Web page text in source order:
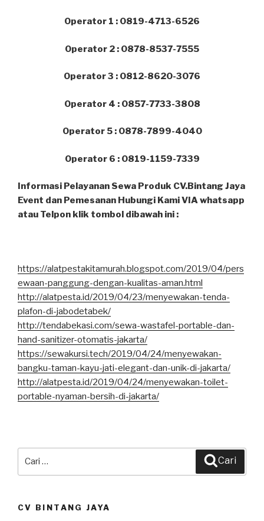
Operator 1 : 0819-4713-6526
Operator 2 : 0878-8537-7555
Operator 3 : 0812-8620-3076
Operator 4 : 0857-7733-3808
Operator 5 : 0878-7899-4040
Operator 6 : 0819-1159-7339
Informasi Pelayanan Sewa Produk CV.Bintang Jaya
Event dan Pemesanan Hubungi Kami VIA whatsapp
atau Telpon klik tombol dibawah ini :
https://alatpestakitamurah.blogspot.com/2019/04/pers
ewaan-panggung-dengan-kualitas-aman.html
http://alatpesta.id/2019/04/23/menyewakan-tenda-
plafon-di-jabodetabek/
http://tendabekasi.com/sewa-wastafel-portable-dan-
hand-sanitizer-otomatis-jakarta/
https://sewakursi.tech/2019/04/24/menyewakan-
bangku-taman-kayu-jati-elegant-dan-unik-di-jakarta/
http://alatpesta.id/2019/04/24/menyewakan-toilet-
portable-nyaman-bersih-di-jakarta/
Cari
CV BINTANG JAYA